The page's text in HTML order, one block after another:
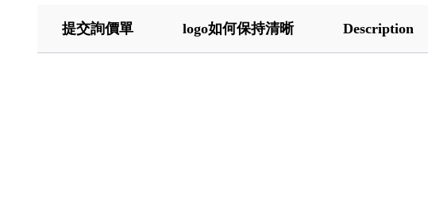
提交詢價單 logo如何保持清晰 Description